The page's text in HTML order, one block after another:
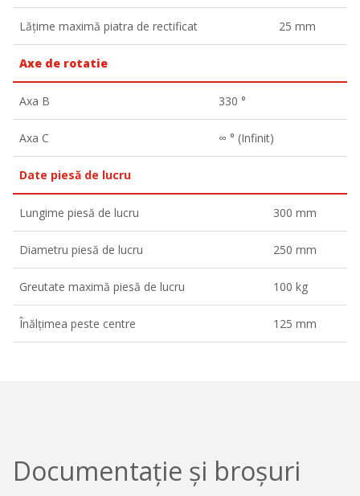
Lățime maximă piatra de rectificat 25 mm
Axe de rotatie
Axa B 330 °
Axa C ∞ ° (Infinit)
Date piesă de lucru
Lungime piesă de lucru 300 mm
Diametru piesă de lucru 250 mm
Greutate maximă piesă de lucru 100 kg
Înălțimea peste centre 125 mm
Documentație și broșuri